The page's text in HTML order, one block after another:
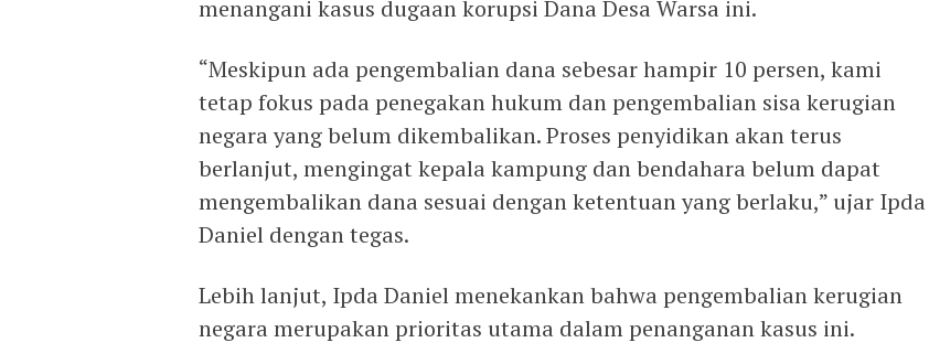
menangani kasus dugaan korupsi Dana Desa Warsa ini.
“Meskipun ada pengembalian dana sebesar hampir 10 persen, kami
tetap fokus pada penegakan hukum dan pengembalian sisa kerugian
negara yang belum dikembalikan. Proses penyidikan akan terus
berlanjut, mengingat kepala kampung dan bendahara belum dapat
mengembalikan dana sesuai dengan ketentuan yang berlaku,” ujar Ipda
Daniel dengan tegas.
Lebih lanjut, Ipda Daniel menekankan bahwa pengembalian kerugian
negara merupakan prioritas utama dalam penanganan kasus ini.